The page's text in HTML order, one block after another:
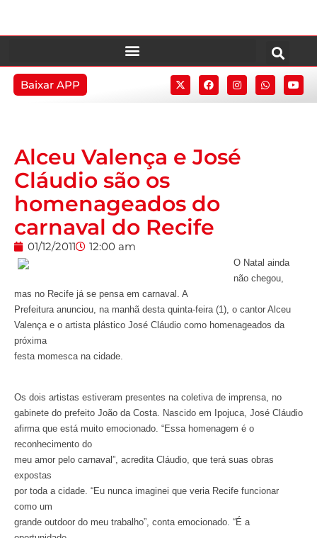
Baixar APP
Alceu Valença e José
Cláudio são os
homenageados do
carnaval do Recife
01/12/2011 12:00 am
O Natal ainda
não chegou,
mas no Recife já se pensa em carnaval. A
Prefeitura anunciou, na manhã desta quinta-feira (1), o cantor Alceu
Valença e o artista plástico José Cláudio como homenageados da
próxima
festa momesca na cidade.
Os dois artistas estiveram presentes na coletiva de imprensa, no
gabinete do prefeito João da Costa. Nascido em Ipojuca, José Cláudio
afirma que está muito emocionado. “Essa homenagem é o
reconhecimento do
meu amor pelo carnaval”, acredita Cláudio, que terá suas obras
expostas
por toda a cidade. “Eu nunca imaginei que veria Recife funcionar
como um
grande outdoor do meu trabalho”, conta emocionado. “É a